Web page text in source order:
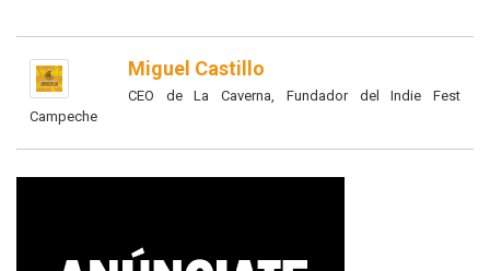
Miguel Castillo
CEO de La Caverna, Fundador del Indie Fest
Campeche